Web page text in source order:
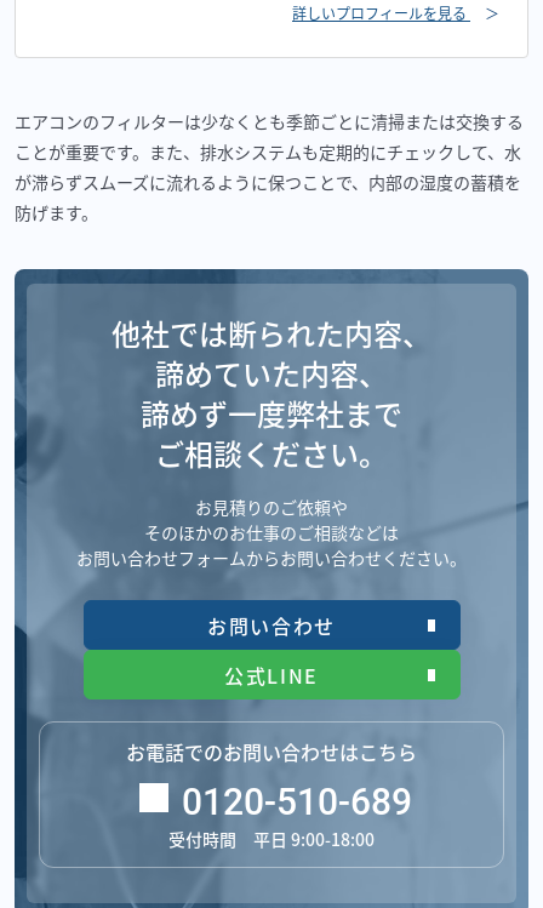
詳しいプロフィールを見る ＞
エアコンのフィルターは少なくとも季節ごとに清掃または交換する
ことが重要です。また、排水システムも定期的にチェックして、水
が滞らずスムーズに流れるように保つことで、内部の湿度の蓄積を
防げます。
他社では断られた内容、
諦めていた内容、
諦めず一度弊社まで
ご相談ください。
お見積りのご依頼や
そのほかのお仕事のご相談などは
お問い合わせフォームからお問い合わせください。
お問い合わせ
公式LINE
お電話でのお問い合わせはこちら
0120-510-689
受付時間 平日 9:00-18:00